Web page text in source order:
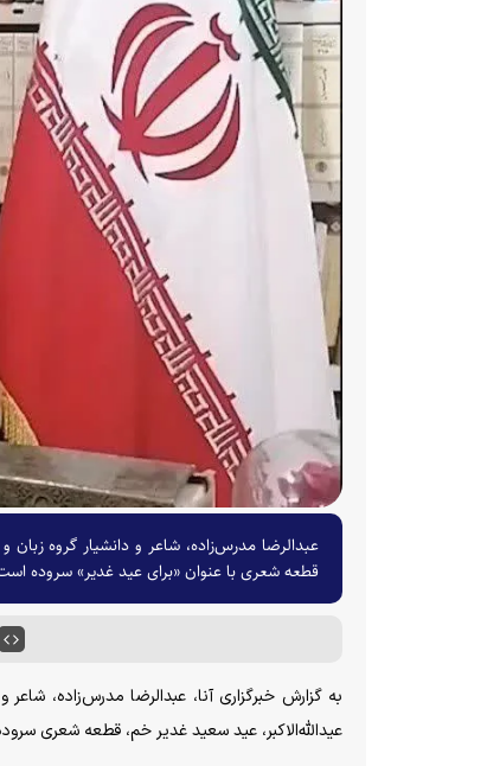
عبدالرضا مدرس‌زاده، شاعر و دانشیار گروه
قطعه شعری با عنوان «برای عید غدیر» سروده
به گزارش خبرگزاری آنا، عبدالرضا مدرس‌زاده،
عیداللّه‌الاکبر، عید سعید غدیر خم، قطعه شعری